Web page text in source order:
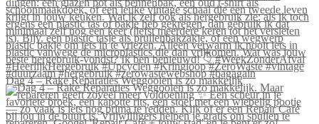
Dag 4 – Rake Reparaties Weggooien is zo makkelijk